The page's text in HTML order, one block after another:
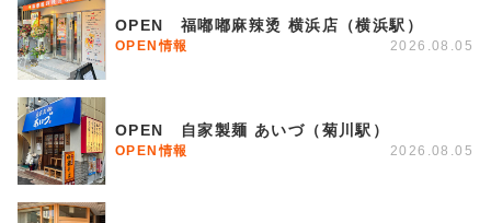
OPEN 福嘟嘟麻辣烫 横浜店（横浜駅）
OPEN情報 2026.08.05
OPEN 自家製麺 あいづ（菊川駅）
OPEN情報 2026.08.05